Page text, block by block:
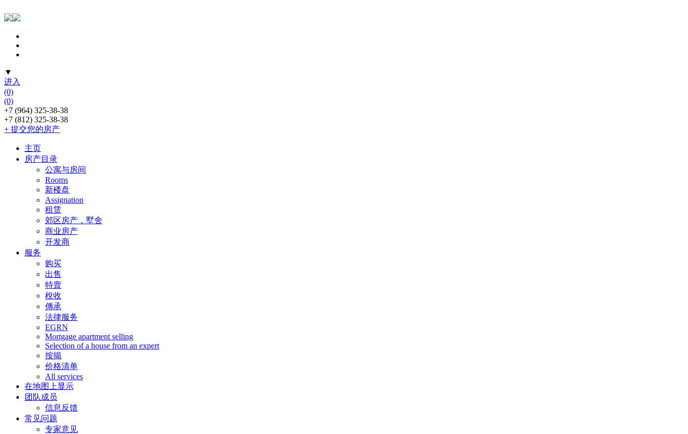
▼
进入
(0)
(0)
+7 (964) 325-38-38
+7 (812) 325-38-38
+ 提交您的房产
主页
房产目录
公寓与房间
Rooms
新楼盘
Assignation
租赁
郊区房产，墅舍
商业房产
开发商
服务
购买
出售
特賣
稅收
傳承
法律服务
EGRN
Mortgage apartment selling
Selection of a house from an expert
按揭
价格清单
All services
在地图上显示
团队成员
信息反馈
常见问题
专家意见